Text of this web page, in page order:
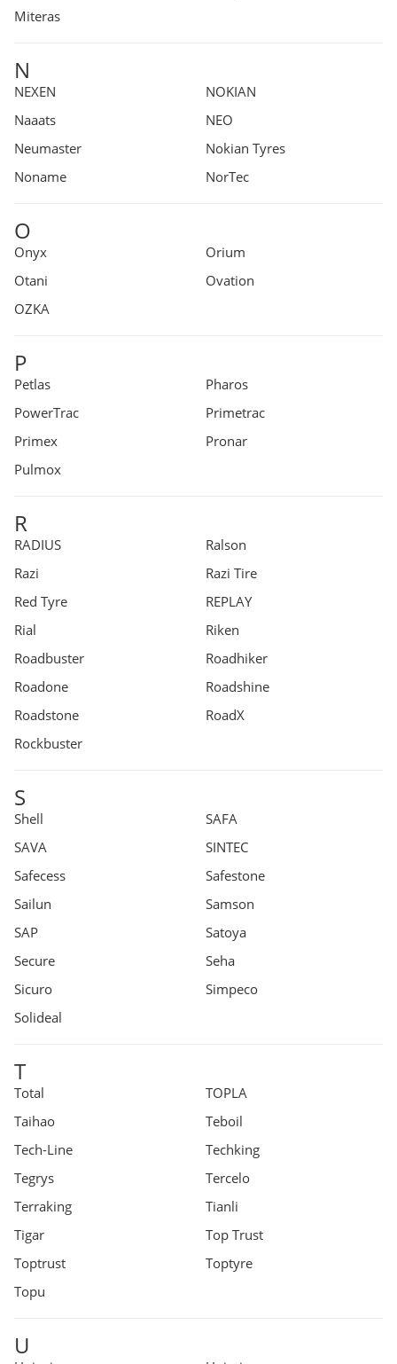
Miteras
N
NEXEN
NOKIAN
Naaats
NEO
Neumaster
Nokian Tyres
Noname
NorTec
O
Onyx
Orium
Otani
Ovation
OZKA
P
Petlas
Pharos
PowerTrac
Primetrac
Primex
Pronar
Pulmox
R
RADIUS
Ralson
Razi
Razi Tire
Red Tyre
REPLAY
Rial
Riken
Roadbuster
Roadhiker
Roadone
Roadshine
Roadstone
RoadX
Rockbuster
S
Shell
SAFA
SAVA
SINTEC
Safecess
Safestone
Sailun
Samson
SAP
Satoya
Secure
Seha
Sicuro
Simpeco
Solideal
T
Total
TOPLA
Taihao
Teboil
Tech-Line
Techking
Tegrys
Tercelo
Terraking
Tianli
Tigar
Top Trust
Toptrust
Toptyre
Topu
U